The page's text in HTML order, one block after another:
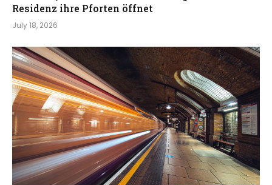
Residenz ihre Pforten öffnet
July 18, 2026